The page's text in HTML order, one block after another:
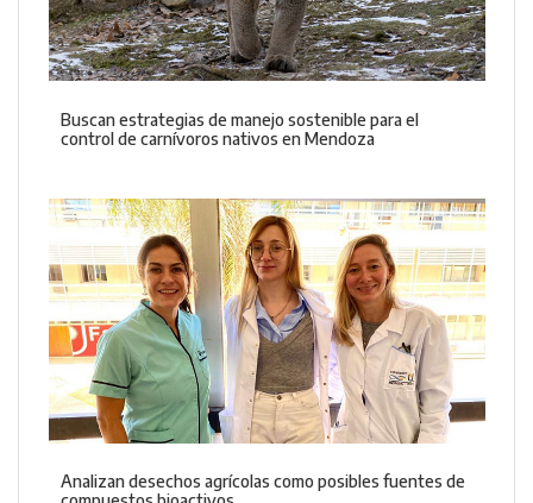
Buscan estrategias de manejo sostenible para el
control de carnívoros nativos en Mendoza
Analizan desechos agrícolas como posibles fuentes de